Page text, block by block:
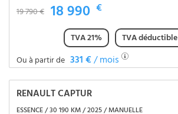
19 790 € 18 990 €
TVA 21%
TVA déductible
Ou à partir de 331 €/ mois
RENAULT CAPTUR
ESSENCE / 30 190 KM / 2025 / MANUELLE